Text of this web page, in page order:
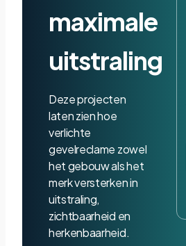
maximale
uitstraling
Deze projecten
laten zien hoe
verlichte
gevelreclame zowel
het gebouw als het
merk versterken in
uitstraling,
zichtbaarheid en
herkenbaarheid.